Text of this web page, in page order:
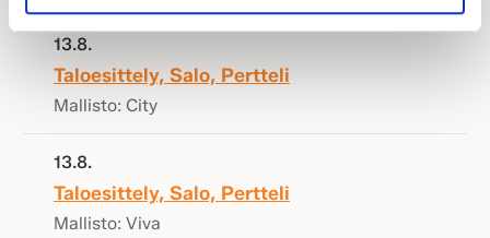
13.8.
Taloesittely, Salo, Pertteli
Mallisto: City
13.8.
Taloesittely, Salo, Pertteli
Mallisto: Viva